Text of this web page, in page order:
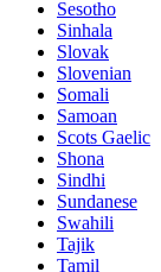
Sesotho
Sinhala
Slovak
Slovenian
Somali
Samoan
Scots Gaelic
Shona
Sindhi
Sundanese
Swahili
Tajik
Tamil